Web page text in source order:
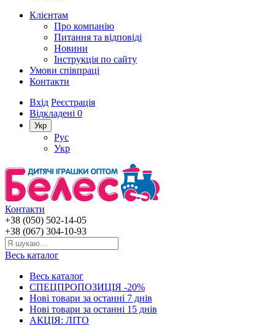
Клієнтам
Про компанію
Питання та відповіді
Новини
Інструкція по сайту
Умови співпраці
Контакти
Вхід Реєстрація
Відкладені 0
Укр
Рус
Укр
Контакти
+38 (050) 502-14-05
+38 (067) 304-10-93
Весь каталог
Весь каталог
СПЕЦПРОПОЗИЦІЯ -20%
Нові товари за останнi 7 днiв
Нові товари за останнi 15 днiв
АКЦІЯ: ЛІТО